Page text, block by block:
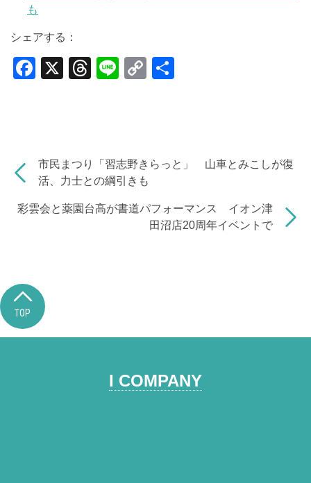
も
シェアする：
F
b
o
o
X
T
d
s
Li
C
Li
n
k
市民まつり「習志野きらっと」 山車とみこしが復
活、力士との綱引きも
彩雲会と薬園台高が書道パフォーマンス イオン津
田沼店20周年イベントで
TOP
I COMPANY